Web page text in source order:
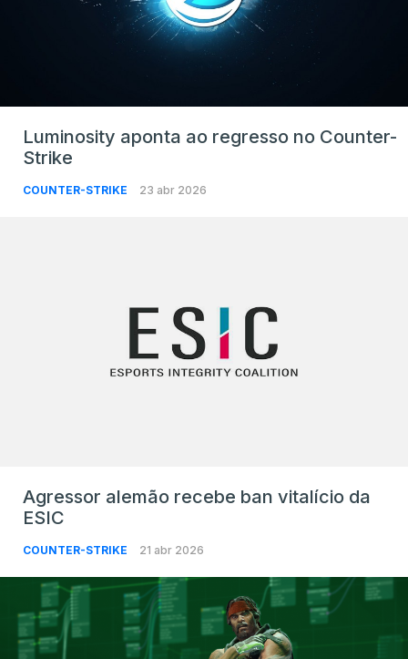
Luminosity aponta ao regresso no Counter-
Strike
COUNTER-STRIKE 23 abr 2026
Agressor alemão recebe ban vitalício da
ESIC
COUNTER-STRIKE 21 abr 2026